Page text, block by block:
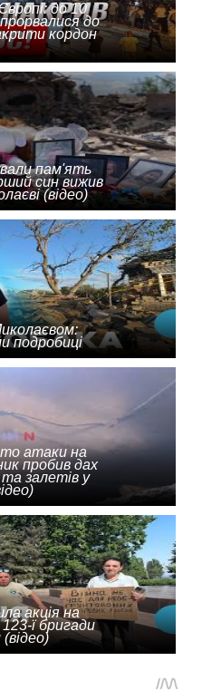
до 10
до
кордон
пам'ять
син вижив
(відео)
подробиці
атаки на
пробив дах
залетів у
акція на
ї бригади